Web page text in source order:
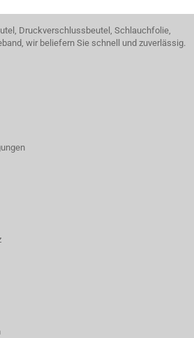
Druckverschlussbeutel, Schlauchfolie,
wir beliefern Sie schnell und zuverlässig.